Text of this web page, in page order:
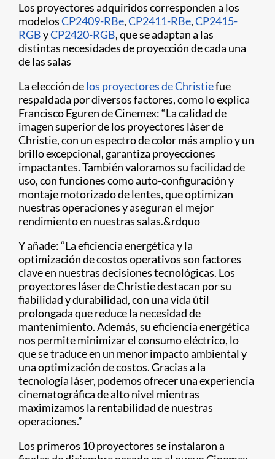
Los proyectores adquiridos corresponden a los
modelosCP2409-RBe,CP2411-RBe,CP2415-
RGByCP2420-RGB, que se adaptan a las
distintas necesidades de proyección de cada una
de las salas
La elección delos proyectores de Christiefue
respaldada por diversos factores, como lo explica
Francisco Eguren de Cinemex: “La calidad de
imagen superior de los proyectores láser de
Christie, con un espectro de color más amplio y un
brillo excepcional, garantiza proyecciones
impactantes. También valoramos su facilidad de
uso, con funciones como auto-configuración y
montaje motorizado de lentes, que optimizan
nuestras operaciones y aseguran el mejor
rendimiento en nuestras salas.&rdquo
Y añade: “La eficiencia energética y la
optimización de costos operativos son factores
clave en nuestras decisiones tecnológicas. Los
proyectores láser de Christie destacan por su
fiabilidad y durabilidad, con una vida útil
prolongada que reduce la necesidad de
mantenimiento. Además, su eficiencia energética
nos permite minimizar el consumo eléctrico, lo
que se traduce en un menor impacto ambiental y
una optimización de costos. Gracias a la
tecnología láser, podemos ofrecer una experiencia
cinematográfica de alto nivel mientras
maximizamos la rentabilidad de nuestras
operaciones.”
Los primeros 10 proyectores se instalaron a